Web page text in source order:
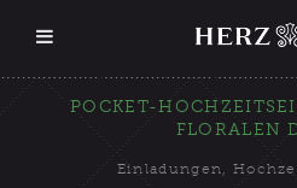
POCKET-
FLORALEN
Einladungen,